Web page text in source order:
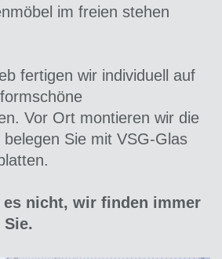
im freien stehen
fertigen wir individuell auf
Vor Ort montieren wir die
Sie mit VSG-Glas
nicht, wir finden immer